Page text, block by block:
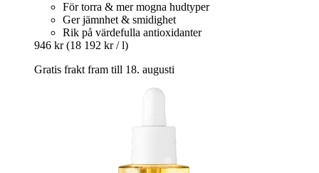
För torra & mer mogna hudtyper
Ger jämnhet & smidighet
Rik på värdefulla antioxidanter
946 kr (18 192 kr / l)
Gratis frakt fram till 18. augusti